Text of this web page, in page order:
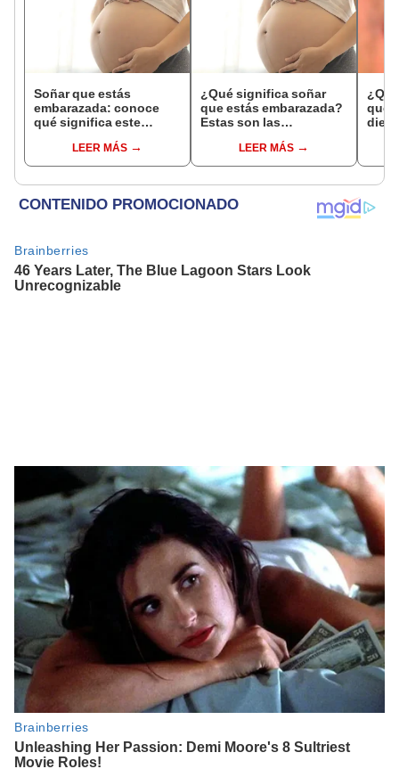
Soñar que estás
embarazada: conoce
qué significa este
LEER MÁS
¿Qué significa soñar
que estás embarazada?
Estas son las
comunesLEER MÁS
que